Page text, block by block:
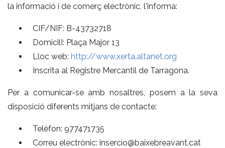
la informació i de comerç electrònic, l'informa:
CIF/NIF: B-43732718
DomicilI: Plaça Major 13
Lloc web: http://www.xerta.altanet.org
Inscrita al Registre Mercantil de Tarragona.
Per a comunicar-se amb nosaltres, posem a la seva
disposició diferents mitjans de contacte:
Telèfon: 977471735
Correu electrònic: insercio@baixebreavant.cat